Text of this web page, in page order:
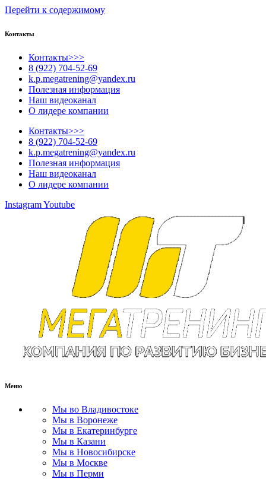
Перейти к содержимому
Контакты
Контакты>>>
8 (922) 704-52-69
k.p.megatrening@yandex.ru
Полезная информация
Наш видеоканал
О лидере компании
Контакты>>>
8 (922) 704-52-69
k.p.megatrening@yandex.ru
Полезная информация
Наш видеоканал
О лидере компании
InstagramYoutube
Меню
Мы во Владивостоке
Мы в Воронеже
Мы в Екатеринбурге
Мы в Казани
Мы в Новосибирске
Мы в Москве
Мы в Перми